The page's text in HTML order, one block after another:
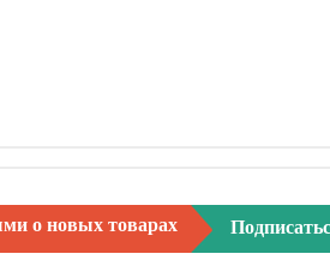
о новых товарах